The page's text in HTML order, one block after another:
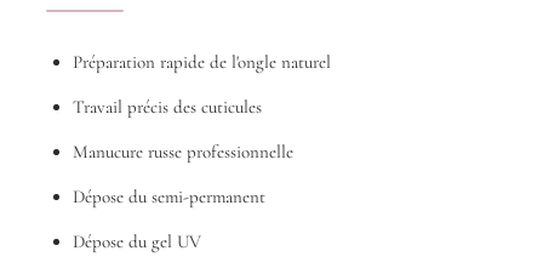
Préparation rapide de l'ongle naturel
Travail précis des cuticules
Manucure russe professionnelle
Dépose du semi-permanent
Dépose du gel UV